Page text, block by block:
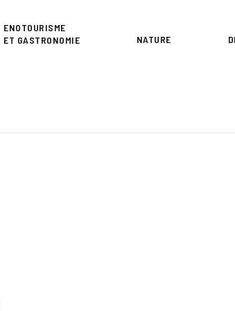
ENOTOURISME
ET GASTRONOMIE
NATURE